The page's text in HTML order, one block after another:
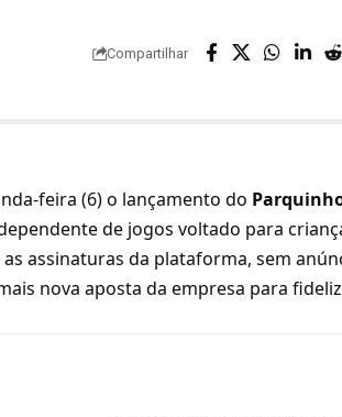
Compartilhar
feira (6) o lançamento do
de jogos voltado para
assinaturas da plataforma, sem
nova aposta da empresa para